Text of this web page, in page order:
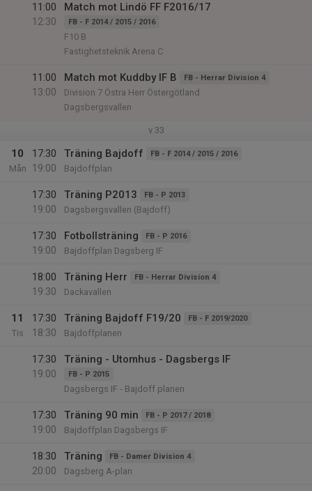
11:00
12:30
Match mot Lindö FF F2016/17
FB - F 2014 / 2015 / 2016
F10 B
Fastighetsteknik Arena C
11:00
13:00
Match mot Kuddby IF B FB - Herrar Division 4
Division 7 Östra Herr Östergötland
Dagsbergsvallen
v.33
10
Mån
17:30
19:00
Träning Bajdoff FB - F 2014 / 2015 / 2016
Bajdoffplan
17:30
19:00
Träning P2013 FB - P 2013
Dagsbergsvallen (Bajdoff)
17:30
19:00
Fotbollsträning FB - P 2016
Bajdoffplan Dagsberg IF
18:00
19:30
Träning Herr FB - Herrar Division 4
Dackavallen
11
Tis
17:30
18:30
Träning Bajdoff F19/20 FB - F 2019/2020
Bajdoffplanen
17:30
19:00
Träning - Utomhus - Dagsbergs IF
FB - P 2015
Dagsbergs IF - Bajdoff planen
17:30
19:00
Träning 90 min FB - P 2017 / 2018
Bajdoffplan Dagsbergs IF
18:30
20:00
Träning FB - Damer Division 4
Dagsberg A-plan